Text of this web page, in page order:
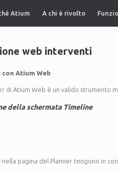
Atium A chi è rivolto
web interventi
Atium Web
di Atium Web è un valido strumento
della schermata Timeline
nella pagina del Planner tengono in